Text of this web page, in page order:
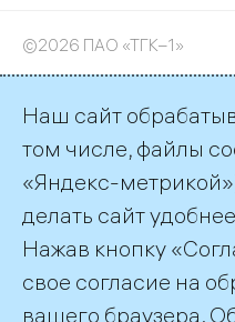
©2026 ПАО «ТГК–1»
office@tgc1.ru
Наш сайт
том числе, файлы
«Яндекс-
делать сайт
Нажав кнопку
свое согласие на
вашего браузера.